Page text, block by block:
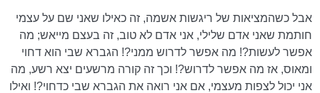
אבל כשהמציאות של ריגשות אשמה, זה כאילו שאני שם על עצמי
חותמת שאני אדם שלילי, אני אדם לא טוב, זה בעצם מייאש; מה
אפשר לעשות?! מה אפשר לדרוש ממני?! הגברא שבי הוא דחוי
ומאוס, אז מה אפשר לדרוש?! וכך זה קורה מרשעים יצא רשע, מה
אני יכול לצפות מעצמי, אם אני רואה את הגברא שבי כדחוי?! ואילו